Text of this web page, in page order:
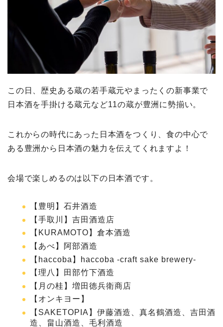
この日、歴史ある蔵の若手蔵元やまったくの新事業で
日本酒を手掛ける蔵元など11の蔵が豊洲に勢揃い。
これからの時代にあった日本酒をつくり、食の中心で
ある豊洲から日本酒の魅力を伝えてくれますよ！
会場で楽しめるのは以下の日本酒です。
【豊明】石井酒造
【手取川】吉田酒造店
【KURAMOTO】倉本酒造
【あべ】阿部酒造
【haccoba】haccoba -craft sake brewery-
【理八】田部竹下酒造
【月の桂】増田徳兵衛商店
【オンキヨー】
【SAKETOPIA】伊藤酒造、真名鶴酒造、吉田酒
造、畠山酒造、毛利酒造